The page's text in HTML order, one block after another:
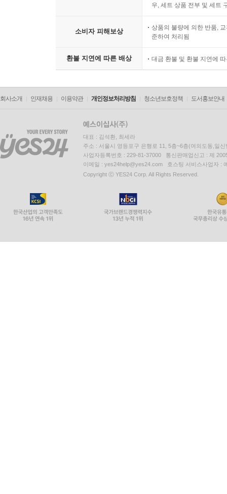
우, 세트 상품 전부 및 세트
소비자 피해보상
상품의 불량에 의한 반품,
준하여 처리됨
환불 지연에 따른 배상 대금 환불 및 환불 지연에
회사소개 인재채용 이용약관 개인정보처리방침 청소년보호정책 도서홍보안내
대표 : 김석환, 최세라
주소 : 서울시 영등포구 은행로 11, 5층~6층(여의도동,일신
사업자등록번호 : 229-81-37000 통신판매업신고 : 제
이메일 : yes24help@yes24.com 호스팅 서비스사업자 :
Copyright ⓒ YES24 Corp. All Rights Reserved.